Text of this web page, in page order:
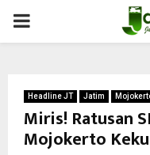
PRIMARY
Headline JT Jatim
Miris! Ratusan
Mojokerto